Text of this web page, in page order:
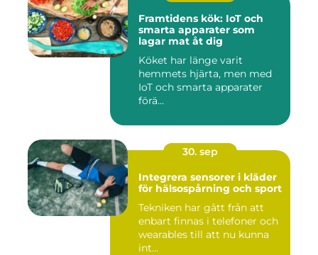
Framtidens kök: IoT och
smarta apparater som
lagar mat åt dig
Köket har länge varit
hemmets hjärta, men med
IoT och smarta apparater
förä...
30. sep
Integrera sensorer i kläder
för hälsospårning och sport
Tekniken har gått från att
enbart finnas i telefoner och
wearables till att nu kunna
int...